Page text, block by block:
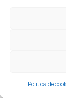
Política de
ataques